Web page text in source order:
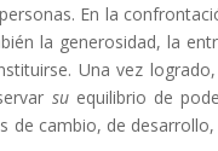
En la
la generosidad, la
Una vez
su equilibrio de
de cambio, de